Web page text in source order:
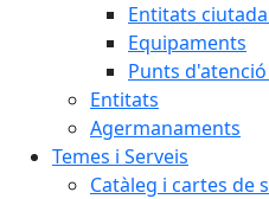
Entitats
Equipaments
Punts
Entitats
Agermanaments
Temes i Serveis
Catàleg i cartes de